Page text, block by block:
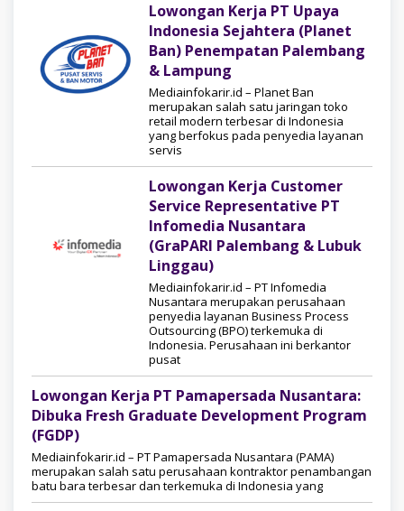
Lowongan Kerja PT Upaya
Indonesia Sejahtera (Planet
Ban) Penempatan Palembang
& Lampung
Mediainfokarir.id – Planet Ban
merupakan salah satu jaringan toko
retail modern terbesar di Indonesia
yang berfokus pada penyedia layanan
servis
Lowongan Kerja Customer
Service Representative PT
Infomedia Nusantara
(GraPARI Palembang & Lubuk
Linggau)
Mediainfokarir.id – PT Infomedia
Nusantara merupakan perusahaan
penyedia layanan Business Process
Outsourcing (BPO) terkemuka di
Indonesia. Perusahaan ini berkantor
pusat
Lowongan Kerja PT Pamapersada Nusantara:
Dibuka Fresh Graduate Development Program
(FGDP)
Mediainfokarir.id – PT Pamapersada Nusantara (PAMA)
merupakan salah satu perusahaan kontraktor penambangan
batu bara terbesar dan terkemuka di Indonesia yang